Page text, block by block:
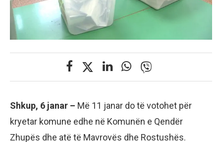
Shkup, 6 janar – Më 11 janar do të votohet për
kryetar komune edhe në Komunën e Qendër
Zhupës dhe atë të Mavrovës dhe Rostushës.